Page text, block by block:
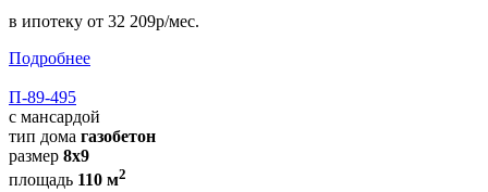
в ипотеку от 32 209р/мес.
Подробнее
П-89-495
с мансардой
тип дома газобетон
размер 8х9
площадь 110 м2